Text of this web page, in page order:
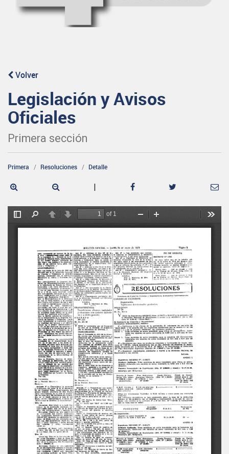
Volver
Legislación y Avisos
Oficiales
Primera sección
Primera Resoluciones Detalle
|